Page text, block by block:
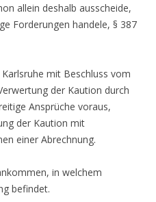
allein deshalb ausscheide,
Forderungen handele, § 387
mit Beschluss vom
der Kaution durch
Ansprüche voraus,
der Kaution mit
einer Abrechnung.
in welchem
befindet.